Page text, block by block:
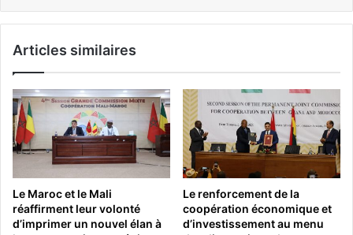
Articles similaires
Le Maroc et le Mali
réaffirment leur volonté
d’imprimer un nouvel élan à
Le renforcement de la
coopération économique et
d’investissement au menu